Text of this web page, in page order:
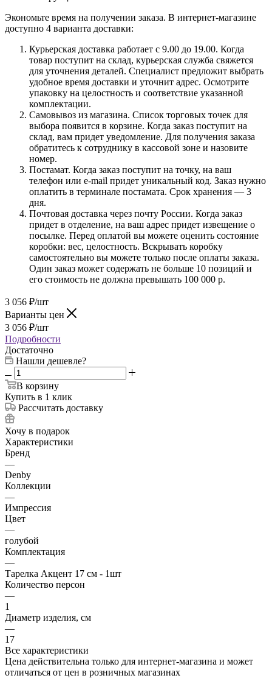
Экономьте время на получении заказа. В интернет-магазине
доступно 4 варианта доставки:
Курьерская доставка работает с 9.00 до 19.00. Когда
товар поступит на склад, курьерская служба свяжется
для уточнения деталей. Специалист предложит выбрать
удобное время доставки и уточнит адрес. Осмотрите
упаковку на целостность и соответствие указанной
комплектации.
Самовывоз из магазина. Список торговых точек для
выбора появится в корзине. Когда заказ поступит на
склад, вам придет уведомление. Для получения заказа
обратитесь к сотруднику в кассовой зоне и назовите
номер.
Постамат. Когда заказ поступит на точку, на ваш
телефон или e-mail придет уникальный код. Заказ нужно
оплатить в терминале постамата. Срок хранения — 3
дня.
Почтовая доставка через почту России. Когда заказ
придет в отделение, на ваш адрес придет извещение о
посылке. Перед оплатой вы можете оценить состояние
коробки: вес, целостность. Вскрывать коробку
самостоятельно вы можете только после оплаты заказа.
Один заказ может содержать не больше 10 позиций и
его стоимость не должна превышать 100 000 р.
3 056 ₽/шт
Варианты цен
3 056 ₽/шт
Подробности
Достаточно
Нашли дешевле?
В корзину
Купить в 1 клик
Рассчитать доставку
Хочу в подарок
Характеристики
Бренд
—
Denby
Коллекции
—
Импрессия
Цвет
—
голубой
Комплектация
—
Тарелка Акцент 17 см - 1шт
Количество персон
—
1
Диаметр изделия, см
—
17
Все характеристики
Цена действительна только для интернет-магазина и может
отличаться от цен в розничных магазинах